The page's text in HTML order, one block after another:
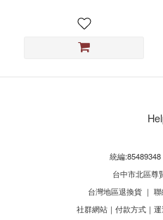
統編
台中市北區尊
台灣地區退換貨 ｜
社群網站｜ 付款方式｜